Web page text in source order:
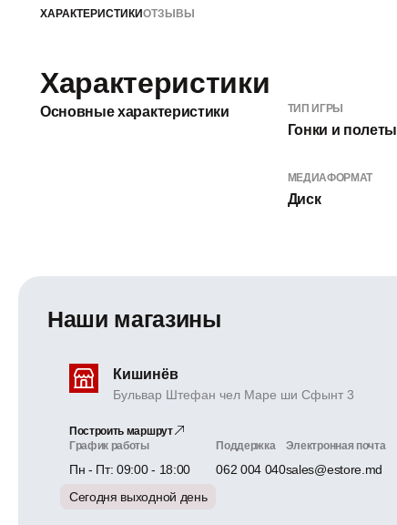
ХАРАКТЕРИСТИКИОТЗЫВЫ
Характеристики
Основные характеристики ТИП ИГРЫ
Гонки и полеты
МЕДИАФОРМАТ
Диск
Наши магазины
Кишинёв
Бульвар Штефан чел Маре ши Сфынт 3
Построить маршрут
График работы
Пн - Пт: 09:00 - 18:00
Сегодня выходной день
Поддержка
062 004 040
Электронная почта
sales@estore.md